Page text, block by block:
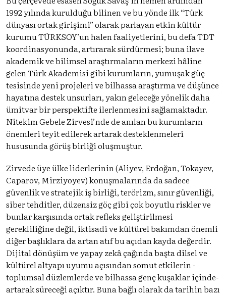
1992 yılında kurulduğu bilinen ve bu yönde ilk “Türk
dünyası ortak girişimi” olarak parlayan etkin kültür
kurumu TÜRKSOY’un halen faaliyetlerini, bu defa TDT
koordinasyonunda, artırarak sürdürmesi; buna ilave
akademik ve bilimsel araştırmaların merkezi hâline
gelen Türk Akademisi gibi kurumların, yumuşak güç
tesisinde yeni projeleri ve bilhassa araştırma ve düşünce
hayatına destek unsurları, yakın geleceğe yönelik daha
ümitvar bir perspektifte ilerlenmesini sağlamaktadır.
Nitekim Gebele Zirvesi’nde de anılan bu kurumların
önemleri teyit edilerek artarak desteklenmeleri
hususunda görüş birliği oluşmuştur.
Zirvede üye ülke liderlerinin (Aliyev, Erdoğan, Tokayev,
Caparov, Mirziyoyev) konuşmalarında da sadece
güvenlik ve stratejik iş birliği, terörizm, sınır güvenliği,
siber tehditler, düzensiz göç gibi çok boyutlu riskler ve
bunlar karşısında ortak refleks geliştirilmesi
gerekliliğine değil, iktisadi ve kültürel bakımdan önemli
diğer başlıklara da artan atıf bu açıdan kayda değerdir.
Dijital dönüşüm ve yapay zekâ çağında başta dilsel ve
kültürel altyapı uyumu açısından somut etkilerin -
toplumsal düzlemlerde ve bilhassa genç kuşaklar içinde-
artarak süreceği açıktır. Buna bağlı olarak da tarihin bazı